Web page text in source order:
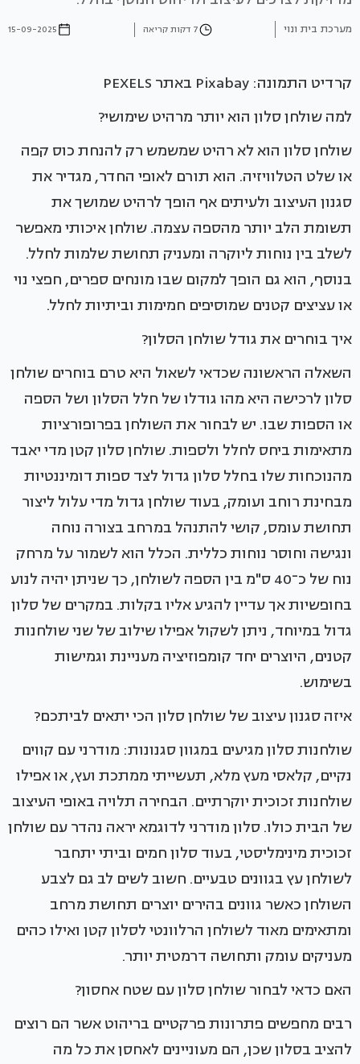
מערכת בית ונוי 7 דקות קריאה 15-09-2025
קרדיט התמונה: Pixabay באתר PEXELS
למה שולחן סלון הוא יותר מרהיט שימושי?
שולחן סלון הוא לא רהיט שמשמש רק להנחת כוס קפה
או שלט הטלוויזיה. הוא תורם לאופי החדר, מגדיר את
סגנון העיצוב ולעיתים אף הופך לרהיט שמושך את
תשומת הלב יותר מהספה עצמה. שולחן איכותי מאפשר
לשלב בין נוחות ליוקרה ומעניק תחושת שלמות לחלל.
בנוסף, הוא גם הופך למקום שבו מונחים ספרים, חפצי נוי
או עציצים קטנים שמוסיפים חמימות וביתיות לחלל.
איך בוחרים את גודל שולחן הסלון?
השאלה הראשונה שכדאי לשאול היא טרם בוחרים שולחן
סלון לרכישה היא מהו גודלו של חלל הסלון ושל הספה
או הספות שבו. יש לבחור את השולחן בפרופורציות
מתאימות ביחס לחלל ולספות. שולחן סלון קטן מדי יאבד
מהנוכחות שלו בחלל סלון גדול לצד ספות דומיננטיות
מבחינת רוחב ועומק, בעוד שולחן גדול מדי עלול ליצור
תחושת עומס, קושי להתנהל במרחב בצורה נוחה
ונגישה וחוסר נוחות כללית. הכלל הוא לשמור על מרחק
נוח של כ־40 ס"מ בין הספה לשולחן, כך שניתן יהיה לנוע
בחופשיות אך עדיין להגיע אליו בקלות. במקרים של סלון
גדול במיוחד, ניתן לשקול אפילו שילוב של שני שולחנות
קטנים, היוצרים יחד קומפוזיציה מעניינת וגמישות
בשימוש.
איזה סגנון עיצוב של שולחן סלון הכי יתאים לביתכם?
שולחנות סלון מגיעים במגוון סגנונות: מודרני עם קווים
נקיים, קלאסי מעץ מלא, תעשייתי ממתכת ועץ, או אפילו
שולחנות זכוכית יוקרתיים. הבחירה תלויה באופי העיצוב
של הבית כולו. סלון מודרני לדוגמא יראה נהדר עם שולחן
זכוכית מינימליסטי, בעוד סלון חמים וביתי יתחבר
לשולחן עץ בגוונים טבעיים. חשוב לשים לב גם לצבע
השולחן כאשר גוונים בהירים יוצרים תחושת מרחב
ומתאימים מאוד לשולחן הרלוונטי לסלון קטן ואילו כהים
מעניקים עומק ותחושה דרמטית יותר.
האם כדאי לבחור שולחן סלון עם שטח אחסון?
רבים מחפשים פתרונות פרקטיים בריהוט אשר הם רוצים
להציב בסלון שכן, הם מעוניינים לאחסן את כל מה